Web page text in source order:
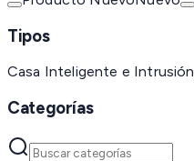
Tipos
Casa Inteligente e Intrusión
Categorías